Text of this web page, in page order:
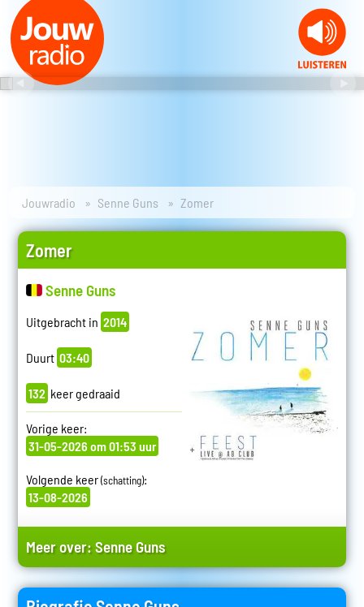
Jouwradio Senne Guns Zomer
Zomer
Senne Guns
Uitgebracht in 2014
Duurt 03:40
132 keer gedraaid
Vorige keer:
31-05-2026 om 01:53 uur
Volgende keer(schatting):
13-08-2026
Meer over:Senne Guns